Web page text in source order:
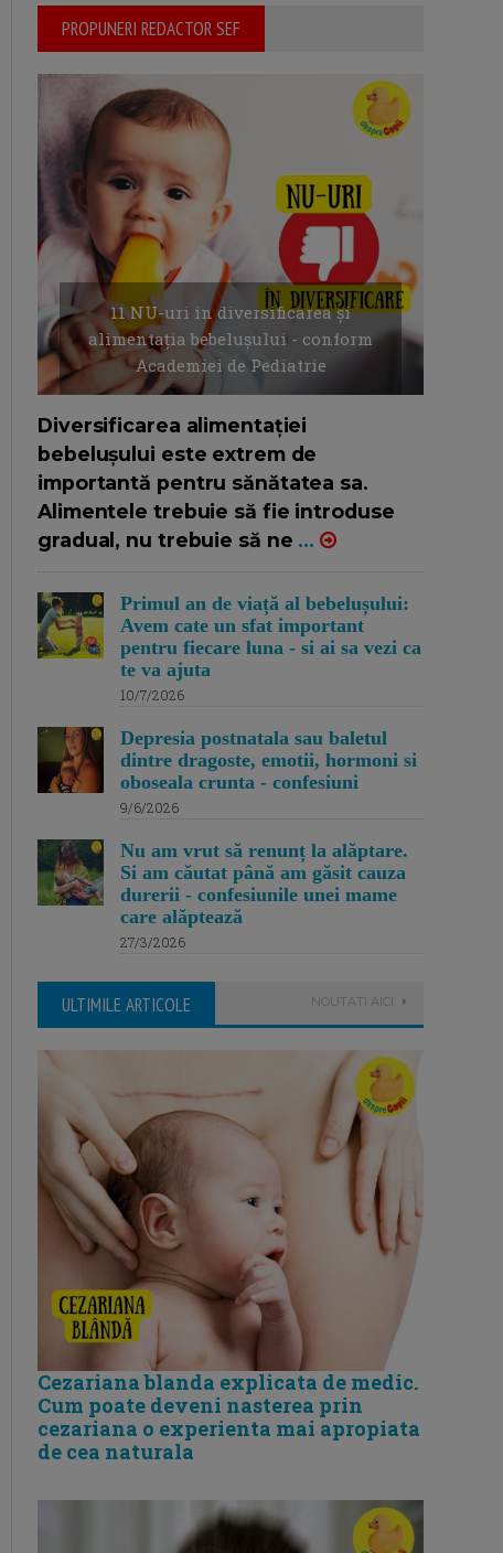
PROPUNERI REDACTOR SEF
11 NU-uri in diversificarea și
alimentația bebelușului - conform
Academiei de Pediatrie
Diversificarea alimentației
bebelușului este extrem de
importantă pentru sănătatea sa.
Alimentele trebuie să fie introduse
gradual, nu trebuie să ne ...
Primul an de viață al bebelușului:
Avem cate un sfat important
pentru fiecare luna - si ai sa vezi ca
te va ajuta
10/7/2026
Depresia postnatala sau baletul
dintre dragoste, emotii, hormoni si
oboseala crunta - confesiuni
9/6/2026
Nu am vrut să renunț la alăptare.
Si am căutat până am găsit cauza
durerii - confesiunile unei mame
care alăptează
27/3/2026
ULTIMILE ARTICOLE NOUTATI AICI
Cezariana blanda explicata de medic.
Cum poate deveni nasterea prin
cezariana o experienta mai apropiata
de cea naturala